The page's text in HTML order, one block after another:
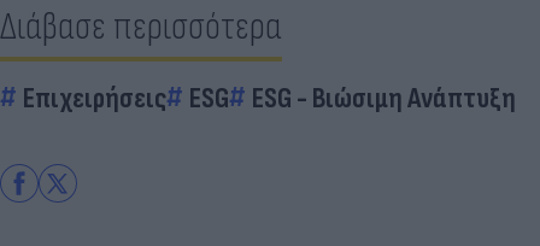
Διάβασε περισσότερα
Επιχειρήσεις ESG ESG - Bιώσιμη Aνάπτυξη